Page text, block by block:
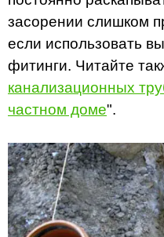
засорении слишком
если использовать
фитинги. Читайте
канализационных
частном доме".